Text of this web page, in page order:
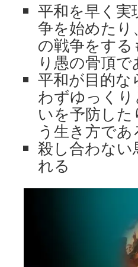
平和を早く
争を始めた
の戦争をす
り愚の骨頂で
平和が目的な
わずゆっく
いを予防し
う生き方であ
殺し合わない
れる